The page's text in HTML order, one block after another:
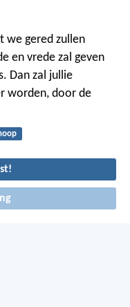
we gered zullen
en vrede zal geven
Dan zal jullie
worden, door de